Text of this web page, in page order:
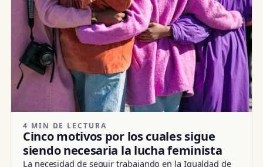
4 MIN DE LECTURA
Cinco motivos por los cuales sigue
siendo necesaria la lucha feminista
La necesidad de seguir trabajando en la Igualdad de